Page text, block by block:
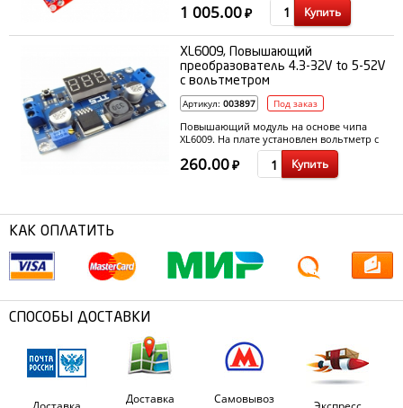
1 005.00₽ Купить
XL6009, Повышающий
преобразователь 4.3-32V to 5-52V
с вольтметром
Артикул: 003897 Под заказ
Повышающий модуль на основе чипа
XL6009. На плате установлен вольтметр с
выводом показаний на 3-разрядный LED
дисплей.
260.00₽ Купить
КАК ОПЛАТИТЬ
СПОСОБЫ ДОСТАВКИ
Доставка
Самовывоз